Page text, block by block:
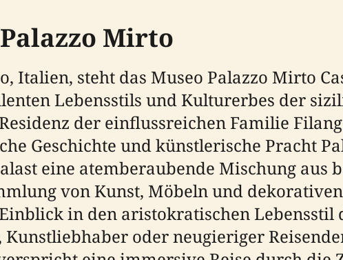
Mirto
Italien, steht das Museo Palazzo Mirto
Lebensstils und Kulturerbes der
der einflussreichen Familie
Geschichte und künstlerische Pracht
eine atemberaubende Mischung aus
von Kunst, Möbeln und dekorativen
in den aristokratischen Lebensstil
oder neugieriger